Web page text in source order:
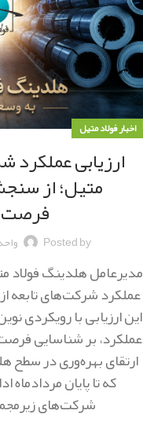
اخبار فولاد متیل
ارزیابی عملکرد
متیل؛ از
Posted by
مدیرعامل هلدینگ فولاد
عملکرد شرکت‌های تابعه
این ارزیابی با رویکردی
عملکرد، بر شناسایی
ارتقای بهره‌وری در سطح
که تا پایان
شرکت‌های